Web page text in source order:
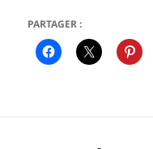
PARTAGER :